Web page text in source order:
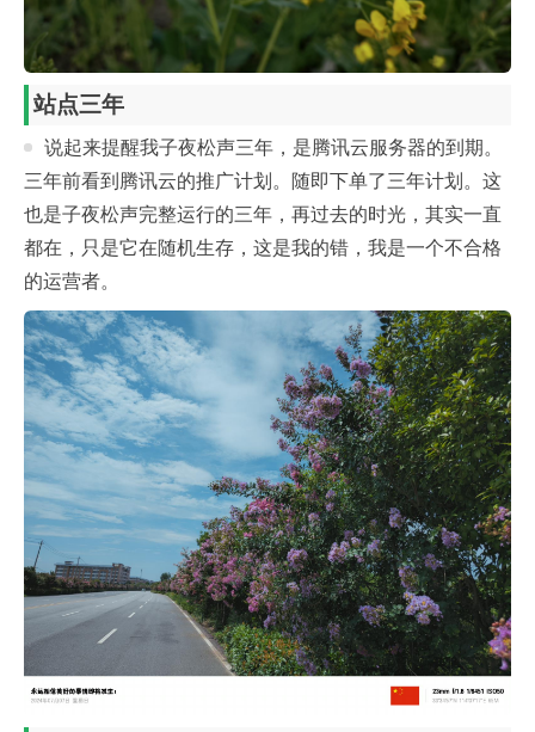
站点三年
说起来提醒我子夜松声三年，是腾讯云服务器的到期。
三年前看到腾讯云的推广计划。随即下单了三年计划。这
也是子夜松声完整运行的三年，再过去的时光，其实一直
都在，只是它在随机生存，这是我的错，我是一个不合格
的运营者。